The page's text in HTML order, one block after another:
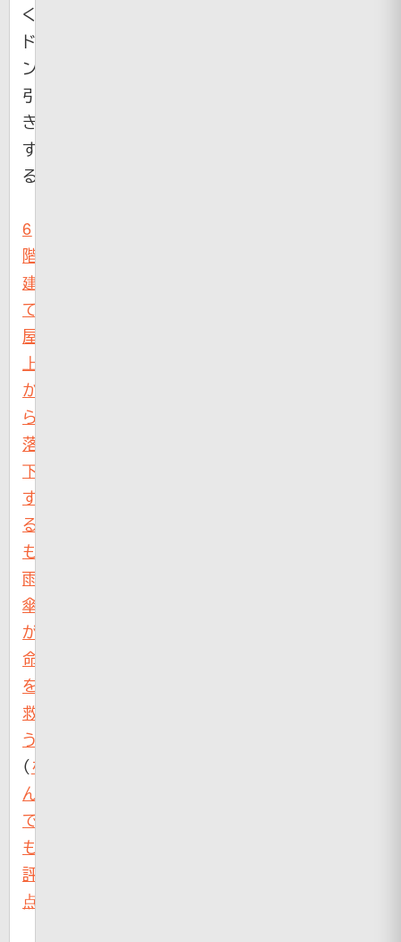
く
ド
ン
引
き
す
る
6
階
建
て
屋
上
か
ら
落
下
す
る
も
雨
傘
が
命
を
救
う
（な
ん
で
も
評
点